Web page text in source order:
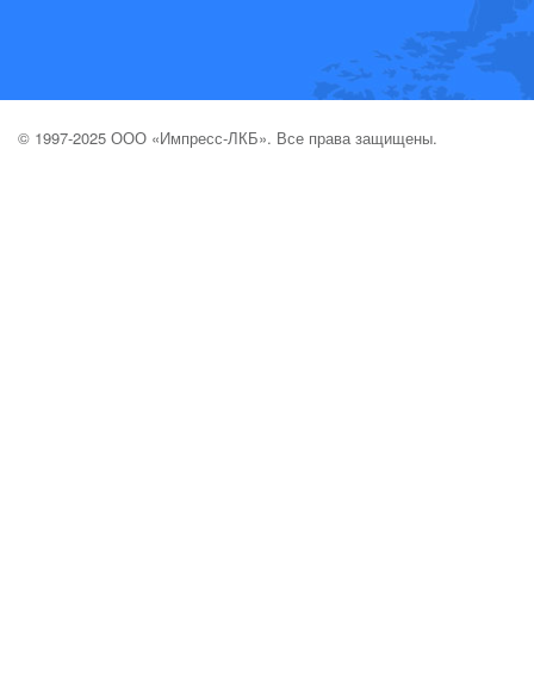
© 1997-2025 ООО «Импресс-ЛКБ». Все права защищены.